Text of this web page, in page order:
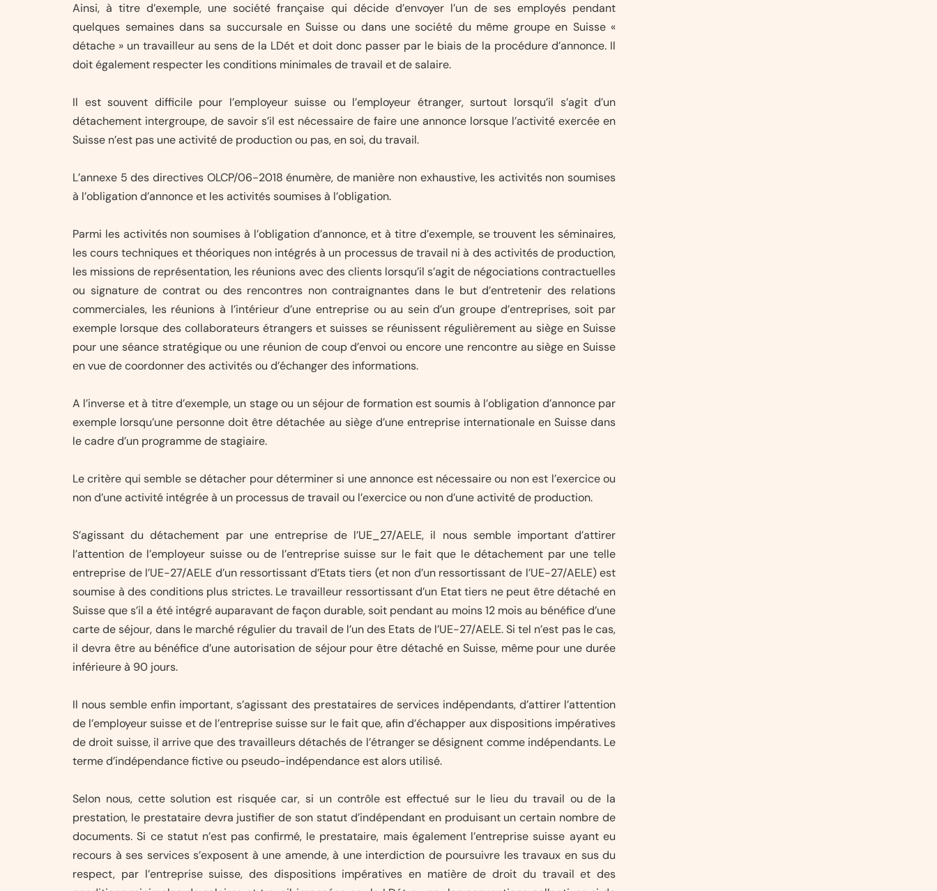
Ainsi, à titre d’exemple, une société française qui décide d’envoyer l’un de ses employés pendant
quelques semaines dans sa succursale en Suisse ou dans une société du même groupe en Suisse «
détache » un travailleur au sens de la LDét et doit donc passer par le biais de la procédure d’annonce. Il
doit également respecter les conditions minimales de travail et de salaire.
Il est souvent difficile pour l’employeur suisse ou l’employeur étranger, surtout lorsqu’il s’agit d’un
détachement intergroupe, de savoir s’il est nécessaire de faire une annonce lorsque l’activité exercée en
Suisse n’est pas une activité de production ou pas, en soi, du travail.
L’annexe 5 des directives OLCP/06-2018 énumère, de manière non exhaustive, les activités non soumises
à l’obligation d’annonce et les activités soumises à l’obligation.
Parmi les activités non soumises à l’obligation d’annonce, et à titre d’exemple, se trouvent les séminaires,
les cours techniques et théoriques non intégrés à un processus de travail ni à des activités de production,
les missions de représentation, les réunions avec des clients lorsqu’il s’agit de négociations contractuelles
ou signature de contrat ou des rencontres non contraignantes dans le but d’entretenir des relations
commerciales, les réunions à l’intérieur d’une entreprise ou au sein d’un groupe d’entreprises, soit par
exemple lorsque des collaborateurs étrangers et suisses se réunissent régulièrement au siège en Suisse
pour une séance stratégique ou une réunion de coup d’envoi ou encore une rencontre au siège en Suisse
en vue de coordonner des activités ou d’échanger des informations.
A l’inverse et à titre d’exemple, un stage ou un séjour de formation est soumis à l’obligation d’annonce par
exemple lorsqu’une personne doit être détachée au siège d’une entreprise internationale en Suisse dans
le cadre d’un programme de stagiaire.
Le critère qui semble se détacher pour déterminer si une annonce est nécessaire ou non est l’exercice ou
non d’une activité intégrée à un processus de travail ou l’exercice ou non d’une activité de production.
S’agissant du détachement par une entreprise de l’UE_27/AELE, il nous semble important d’attirer
l’attention de l’employeur suisse ou de l’entreprise suisse sur le fait que le détachement par une telle
entreprise de l’UE-27/AELE d’un ressortissant d’Etats tiers (et non d’un ressortissant de l’UE-27/AELE) est
soumise à des conditions plus strictes. Le travailleur ressortissant d’un Etat tiers ne peut être détaché en
Suisse que s’il a été intégré auparavant de façon durable, soit pendant au moins 12 mois au bénéfice d’une
carte de séjour, dans le marché régulier du travail de l’un des Etats de l’UE-27/AELE. Si tel n’est pas le cas,
il devra être au bénéfice d’une autorisation de séjour pour être détaché en Suisse, même pour une durée
inférieure à 90 jours.
Il nous semble enfin important, s’agissant des prestataires de services indépendants, d’attirer l’attention
de l’employeur suisse et de l’entreprise suisse sur le fait que, afin d’échapper aux dispositions impératives
de droit suisse, il arrive que des travailleurs détachés de l’étranger se désignent comme indépendants. Le
terme d’indépendance fictive ou pseudo-indépendance est alors utilisé.
Selon nous, cette solution est risquée car, si un contrôle est effectué sur le lieu du travail ou de la
prestation, le prestataire devra justifier de son statut d’indépendant en produisant un certain nombre de
documents. Si ce statut n’est pas confirmé, le prestataire, mais également l’entreprise suisse ayant eu
recours à ses services s’exposent à une amende, à une interdiction de poursuivre les travaux en sus du
respect, par l’entreprise suisse, des dispositions impératives en matière de droit du travail et des